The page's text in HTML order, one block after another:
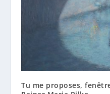
Tu me proposes,